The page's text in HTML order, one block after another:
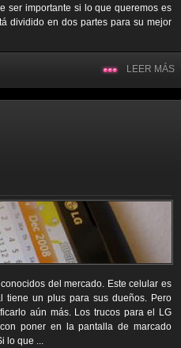
ser importante si lo que queremos es
dividido en dos partes para su mejor
LEER MÁS
del mercado. Este celular es
tiene un plus para sus dueños. Pero
aún más. Los trucos para el LG
poner en la pantalla de marcado
lo que ...